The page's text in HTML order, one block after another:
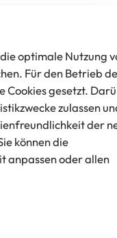
optimale Nutzung
Für den Betrieb
Cookies gesetzt.
zulassen
der
können die
anpassen oder allen